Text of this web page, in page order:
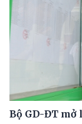
Bộ GD-ĐT mở